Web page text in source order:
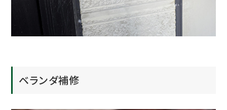
ベランダ補修